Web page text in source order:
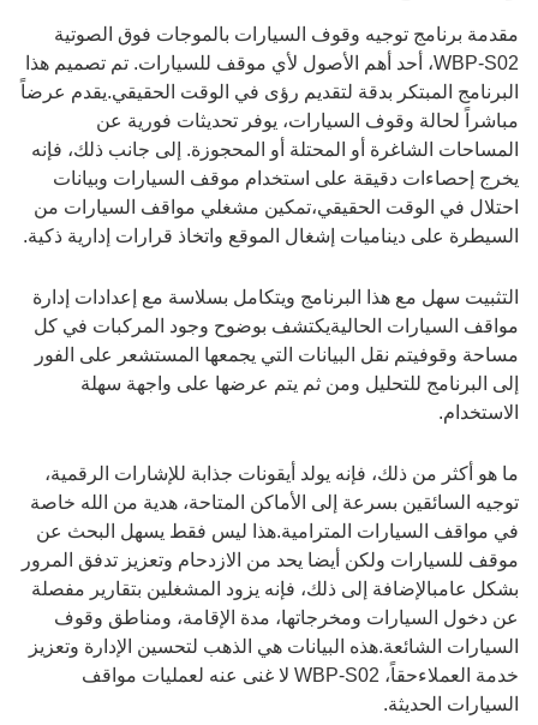
مقدمة برنامج توجيه وقوف السيارات بالموجات فوق الصوتية
WBP-S02، أحد أهم الأصول لأي موقف للسيارات. تم تصميم هذا
البرنامج المبتكر بدقة لتقديم رؤى في الوقت الحقيقي.يقدم عرضاً
مباشراً لحالة وقوف السيارات، يوفر تحديثات فورية عن
المساحات الشاغرة أو المحتلة أو المحجوزة. إلى جانب ذلك، فإنه
يخرج إحصاءات دقيقة على استخدام موقف السيارات وبيانات
احتلال في الوقت الحقيقي،تمكين مشغلي مواقف السيارات من
السيطرة على ديناميات إشغال الموقع واتخاذ قرارات إدارية ذكية.
التثبيت سهل مع هذا البرنامج ويتكامل بسلاسة مع إعدادات إدارة
مواقف السيارات الحاليةيكتشف بوضوح وجود المركبات في كل
مساحة وقوفيتم نقل البيانات التي يجمعها المستشعر على الفور
إلى البرنامج للتحليل ومن ثم يتم عرضها على واجهة سهلة
الاستخدام.
ما هو أكثر من ذلك، فإنه يولد أيقونات جذابة للإشارات الرقمية،
توجيه السائقين بسرعة إلى الأماكن المتاحة، هدية من الله خاصة
في مواقف السيارات المترامية.هذا ليس فقط يسهل البحث عن
موقف للسيارات ولكن أيضا يحد من الازدحام وتعزيز تدفق المرور
بشكل عامبالإضافة إلى ذلك، فإنه يزود المشغلين بتقارير مفصلة
عن دخول السيارات ومخرجاتها، مدة الإقامة، ومناطق وقوف
السيارات الشائعة.هذه البيانات هي الذهب لتحسين الإدارة وتعزيز
خدمة العملاءحقاً، WBP-S02 لا غنى عنه لعمليات مواقف
السيارات الحديثة.